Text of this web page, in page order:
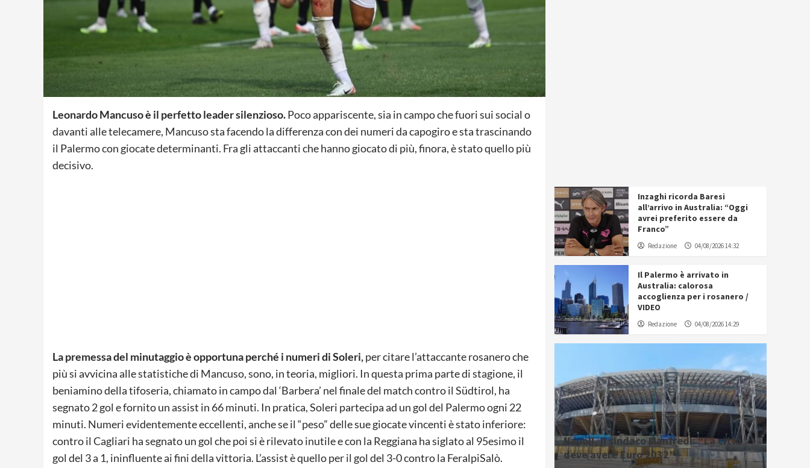
Leonardo Mancuso è il perfetto leader silenzioso.Poco appariscente, sia in campo che fuori sui social o
davanti alle telecamere, Mancuso sta facendo la differenza con dei numeri da capogiro e sta trascinando
il Palermo con giocate determinanti. Fra gli attaccanti che hanno giocato di più, finora, è stato quello più
decisivo.
La premessa del minutaggio è opportuna perché i numeri di Soleri,per citare l’attaccante rosanero che
più si avvicina alle statistiche di Mancuso, sono, in teoria, migliori. In questa prima parte di stagione, il
beniamino della tifoseria, chiamato in campo dal ‘Barbera’ nel finale del match contro il Südtirol, ha
segnato 2 gol e fornito un assist in 66 minuti. In pratica, Soleri partecipa ad un gol del Palermo ogni 22
minuti. Numeri evidentemente eccellenti, anche se il “peso” delle sue giocate vincenti è stato inferiore:
contro il Cagliari ha segnato un gol che poi si è rilevato inutile e con la Reggiana ha siglato al 95esimo il
gol del 3 a 1, ininfluente ai fini della vittoria. L’assist è quello per il gol del 3-0 contro la FeralpiSalò.
Inzaghi ricorda Baresi
all’arrivo in Australia: “Oggi
avrei preferito essere da
Franco”
Redazione 04/08/2026 14:32
Il Palermo è arrivato in
Australia: calorosa
accoglienza per i rosanero /
VIDEO
Redazione 04/08/2026 14:29
Napoli, il sindaco Manfredi: “La città
deve avere Euro 2032”